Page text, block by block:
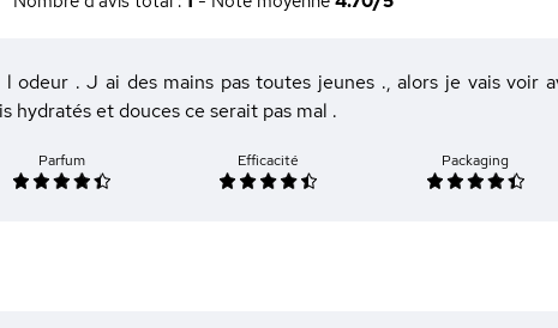
odeur . J ai des mains pas toutes jeunes ., alors je vais voir
hydratés et douces ce serait pas mal .
Parfum Efficacité Packaging